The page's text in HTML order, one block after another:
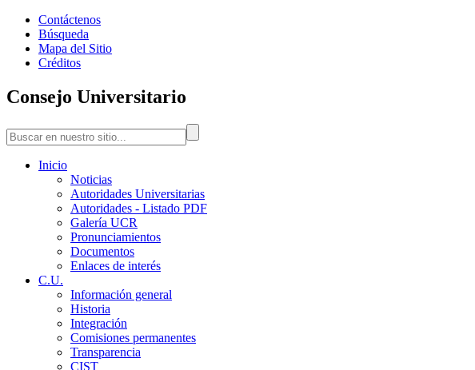
Contáctenos
Búsqueda
Mapa del Sitio
Créditos
Consejo Universitario
Inicio
Noticias
Autoridades Universitarias
Autoridades - Listado PDF
Galería UCR
Pronunciamientos
Documentos
Enlaces de interés
C.U.
Información general
Historia
Integración
Comisiones permanentes
Transparencia
CIST